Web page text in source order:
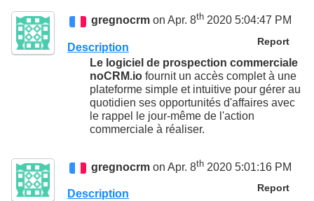
gregnocrm on Apr. 8th 2020 5:04:47 PM
Report
Description
Le logiciel de prospection commerciale
noCRM.io fournit un accès complet à une
plateforme simple et intuitive pour gérer au
quotidien ses opportunités d'affaires avec
le rappel le jour-même de l'action
commerciale à réaliser.
gregnocrm on Apr. 8th 2020 5:01:16 PM
Report
Description